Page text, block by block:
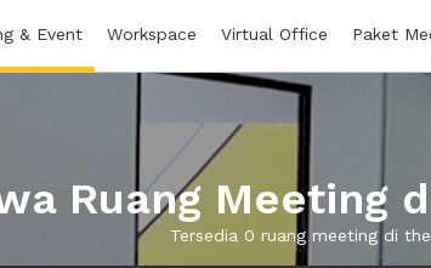
& Event Workspace Virtual Office Paket
Ruang Meeting
Tersedia 0 ruang meeting di